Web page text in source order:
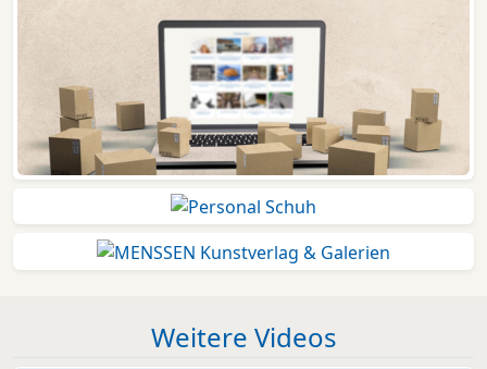
Weitere Videos